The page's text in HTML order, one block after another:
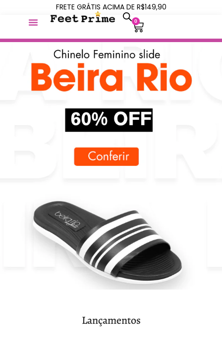
FRETE GRÁTIS ACIMA DE R$149,90
0
Lançamentos